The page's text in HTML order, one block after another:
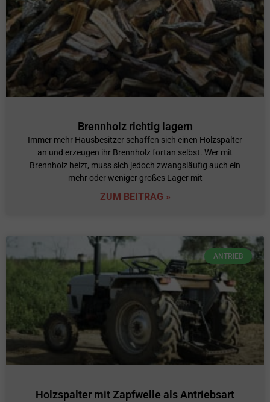
Brennholz richtig lagern
Immer mehr Hausbesitzer schaffen sich einen Holzspalter
an und erzeugen ihr Brennholz fortan selbst. Wer mit
Brennholz heizt, muss sich jedoch zwangsläufig auch ein
mehr oder weniger großes Lager mit
ZUM BEITRAG »
ANTRIEB
Holzspalter mit Zapfwelle als Antriebsart